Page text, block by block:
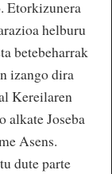
Etorkizunera
helburu
betebeharrak
izango dira
Kereilaren
alkate Joseba
Asens.
dute parte